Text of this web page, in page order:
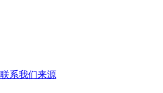
联系我们来源